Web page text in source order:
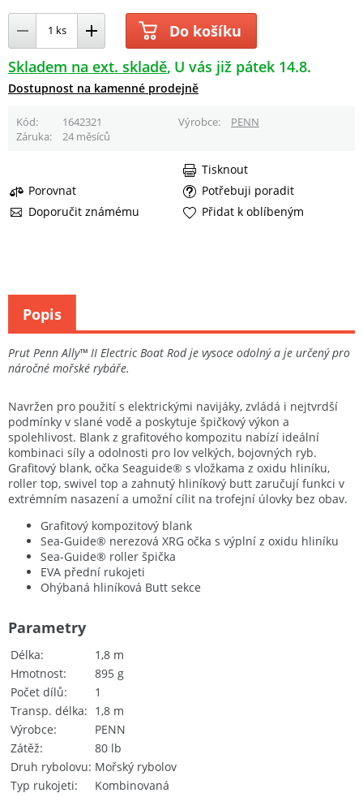
Do košíku
Skladem na ext. skladě U vás již pátek 14.8.
Dostupnost na kamenné prodejně
Kód 1642321 Výrobce
PENN
Záruka
24 měsíců
Porovnat
Potřebuji poradit
Doporučit známému
Tisknout
Přidat k oblíbeným
Prut Penn Ally™ II Electric Boat Rod je vysoce odolný a je určený pro
náročné mořské rybáře.
Navržen pro použití s elektrickými navijáky, zvládá i nejtvrdší
podmínky v slané vodě a poskytuje špičkový výkon a
spolehlivost. Blank z grafitového kompozitu nabízí ideální
kombinaci síly a odolnosti pro lov velkých, bojovných ryb.
Grafitový blank, očka Seaguide® s vložkama z oxidu hliníku,
roller top, swivel top a zahnutý hliníkový butt zaručují funkci v
extrémním nasazení a umožní cílit na trofejní úlovky bez obav.
Grafitový kompozitový blank
Sea-Guide® nerezová XRG očka s výplní z oxidu hliníku
Sea-Guide® roller špička
EVA přední rukojeti
Ohýbaná hliníková Butt sekce
Délka
1,8 m
Hmotnost
895 g
Počet dílů
1
Transp. délka
1,8 m
Výrobce
PENN
Zátěž
80 lb
Druh rybolovu Mořský rybolov
Typ rukojeti
Kombinovaná
Parametry
Popis